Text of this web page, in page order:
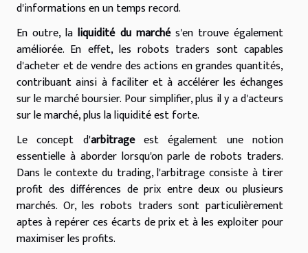
d'informations en un temps record.
En outre, laliquidité du marchés'en trouve également
améliorée. En effet, les robots traders sont capables
d'acheter et de vendre des actions en grandes quantités,
contribuant ainsi à faciliter et à accélérer les échanges
sur le marché boursier. Pour simplifier, plus il y a d'acteurs
sur le marché, plus la liquidité est forte.
Le concept d'arbitrageest également une notion
essentielle à aborder lorsqu'on parle de robots traders.
Dans le contexte du trading, l'arbitrage consiste à tirer
profit des différences de prix entre deux ou plusieurs
marchés. Or, les robots traders sont particulièrement
aptes à repérer ces écarts de prix et à les exploiter pour
maximiser les profits.